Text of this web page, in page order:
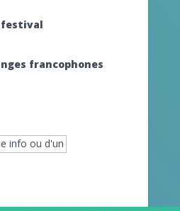
festival
francophones